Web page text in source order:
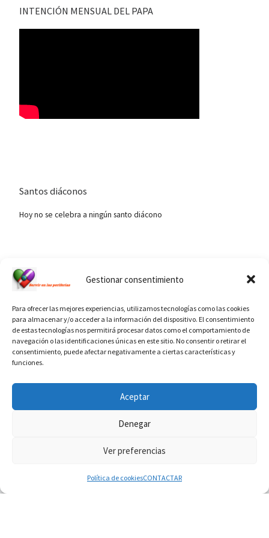
Gestionar consentimiento
Para ofrecer las mejores experiencias, utilizamos tecnologías como las cookies
para almacenar y/o acceder a la información del dispositivo. El consentimiento
de estas tecnologías nos permitirá procesar datos como el comportamiento de
navegación o las identificaciones únicas en este sitio. No consentir o retirar el
consentimiento, puede afectar negativamente a ciertas características y
funciones.
Aceptar
Denegar
Ver preferencias
Política de cookiesCONTACTAR
INTENCIÓN MENSUAL DEL PAPA
Santos diáconos
Hoy no se celebra a ningún santo diácono
Diaconado permanente– Todos los derechos reservados
WP